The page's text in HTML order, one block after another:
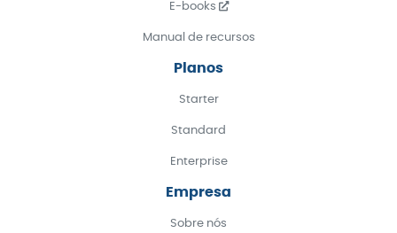
E-books
Manual de recursos
Planos
Starter
Standard
Enterprise
Empresa
Sobre nós